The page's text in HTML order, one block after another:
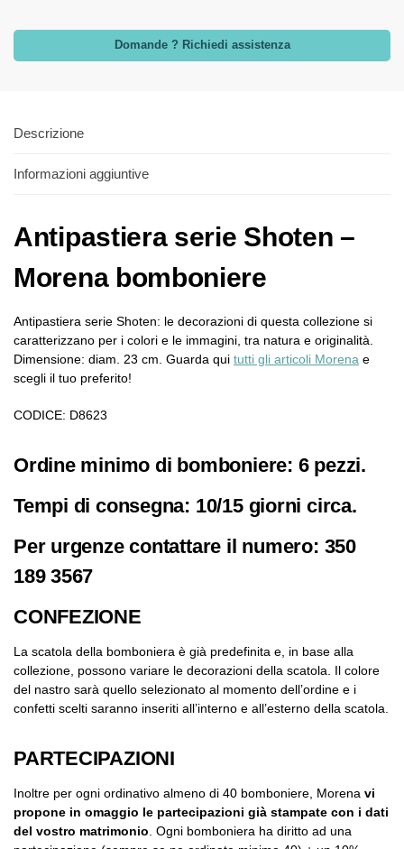
Domande ? Richiedi assistenza
Descrizione
Informazioni aggiuntive
Antipastiera serie Shoten –
Morena bomboniere
Antipastiera serie Shoten: le decorazioni di questa collezione si
caratterizzano per i colori e le immagini, tra natura e originalità.
Dimensione: diam. 23 cm. Guarda qui tutti gli articoli Morena e
scegli il tuo preferito!
CODICE: D8623
Ordine minimo di bomboniere: 6 pezzi.
Tempi di consegna: 10/15 giorni circa.
Per urgenze contattare il numero: 350
189 3567
CONFEZIONE
La scatola della bomboniera è già predefinita e, in base alla
collezione, possono variare le decorazioni della scatola. Il colore
del nastro sarà quello selezionato al momento dell’ordine e i
confetti scelti saranno inseriti all’interno e all’esterno della scatola.
PARTECIPAZIONI
Inoltre per ogni ordinativo almeno di 40 bomboniere, Morena vi
propone in omaggio le partecipazioni già stampate con i dati
del vostro matrimonio. Ogni bomboniera ha diritto ad una